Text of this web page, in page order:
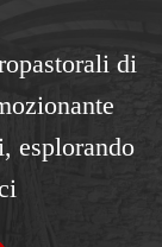
di
esplorando